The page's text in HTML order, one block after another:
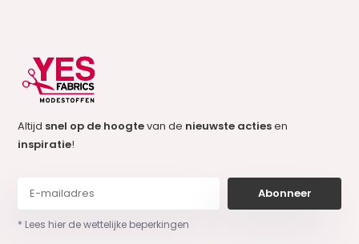
Altijd snel op de hoogtevan de nieuwste actiesen
inspiratie!
Abonneer
* Lees hier de wettelijke beperkingen